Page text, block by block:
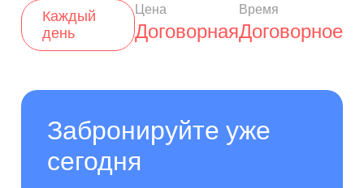
Каждый
день
Цена
Договорная
Время
Договорное
Забронируйте уже
сегодня